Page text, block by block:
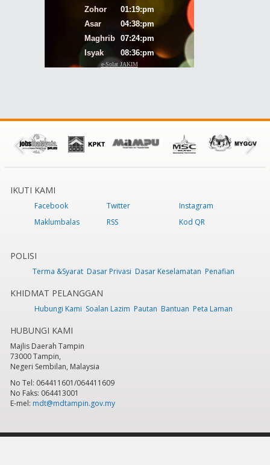
IKUTI KAMI
Facebook Twitter
Instagram
Maklumbalas
RSS Kod QR
POLISI
Terma &Syarat Dasar Privasi Dasar Keselamatan Penafian
KHIDMAT PELANGGAN
Hubungi Kami Soalan Lazim Pautan Bantuan Peta Laman
HUBUNGI KAMI
Majlis Daerah Tampin
73000 Tampin,
Negeri Sembilan, Malaysia
No Tel: 064411601/064411609
No Faks: 064413001
E-mel: mdt@mdtampin.gov.my